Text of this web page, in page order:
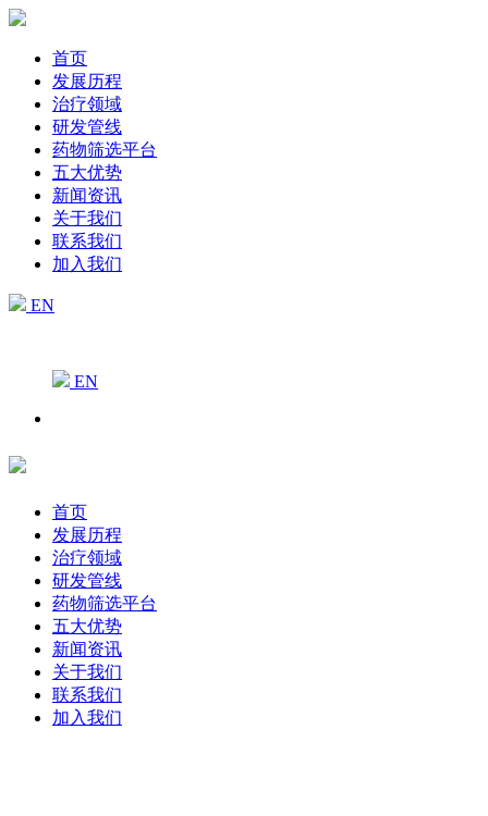
首页
发展历程
治疗领域
研发管线
药物筛选平台
五大优势
新闻资讯
关于我们
联系我们
加入我们
EN
EN
首页
发展历程
治疗领域
研发管线
药物筛选平台
五大优势
新闻资讯
关于我们
联系我们
加入我们